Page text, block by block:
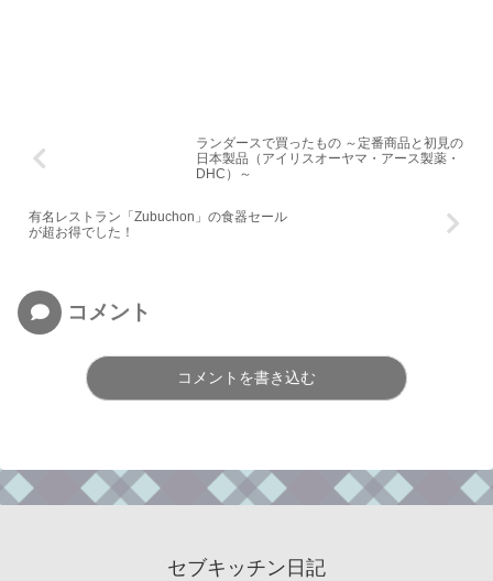
ランダースで買ったもの ～定番商品と初見の
日本製品（アイリスオーヤマ・アース製薬・
DHC）～
有名レストラン「Zubuchon」の食器セール
が超お得でした！
コメント
コメントを書き込む
セブキッチン日記